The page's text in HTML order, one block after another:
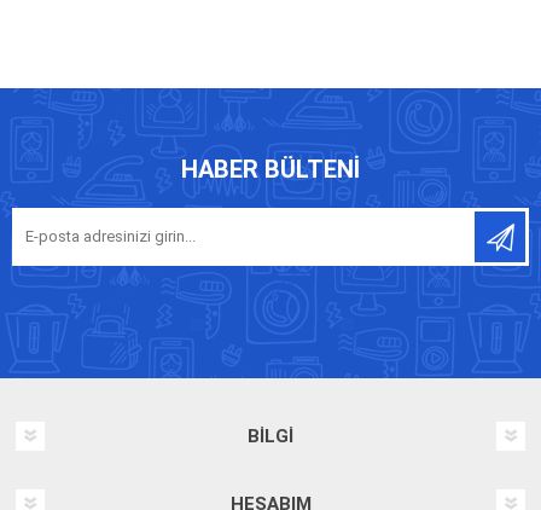
HABER BÜLTENI
BILGI
HESABIM